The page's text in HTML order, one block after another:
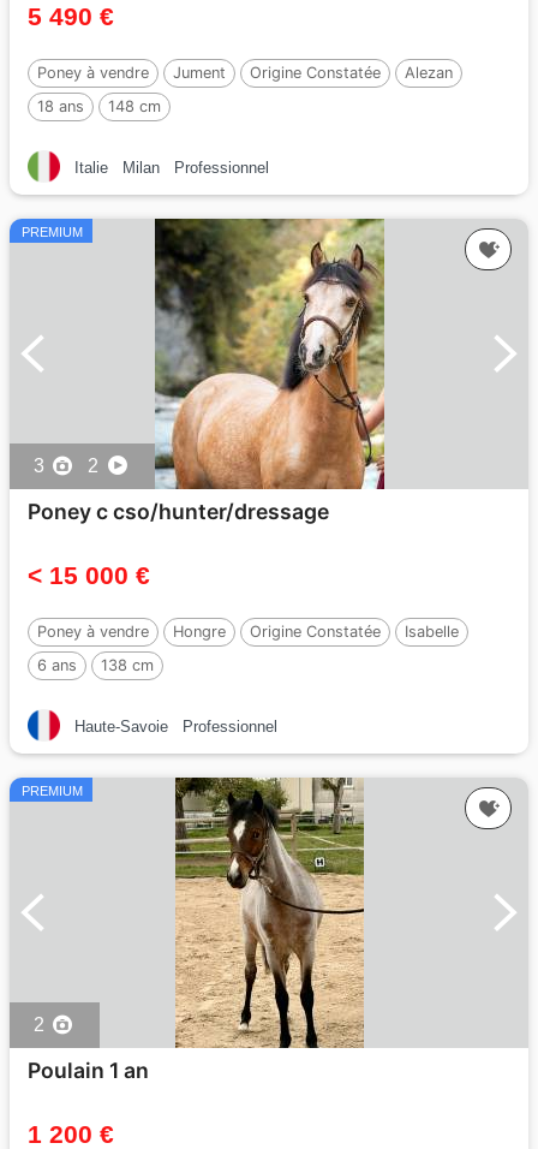
5 490 €
Poney à vendre Jument Origine Constatée
Alezan
18 ans
148 cm
Italie Milan Professionnel
PREMIUM
3 2
Poney c cso/hunter/dressage
< 15 000 €
Poney à vendre Hongre Origine Constatée
Isabelle
6 ans
138 cm
Haute-Savoie Professionnel
PREMIUM
2
Poulain 1 an
1 200 €